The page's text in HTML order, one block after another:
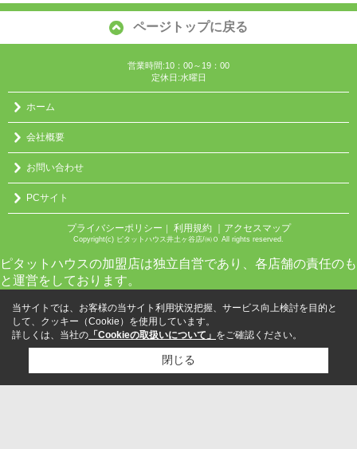
ページトップに戻る
営業時間:10：00～19：00
定休日:水曜日
ホーム
会社概要
お問い合わせ
PCサイト
プライバシーポリシー 利用規約 ｜アクセスマップ
Copyright(c) ピタットハウス井土ヶ谷店/㈱０ All rights reserved.
ピタットハウスの加盟店は独立自営であり、各店舗の責任のも
と運営をしております。
当サイトでは、お客様の当サイト利用状況把握、サービス向上検討を目的と
して、クッキー（Cookie）を使用しています。
詳しくは、当社の 「Cookieの取扱いについて」 をご確認ください。
閉じる